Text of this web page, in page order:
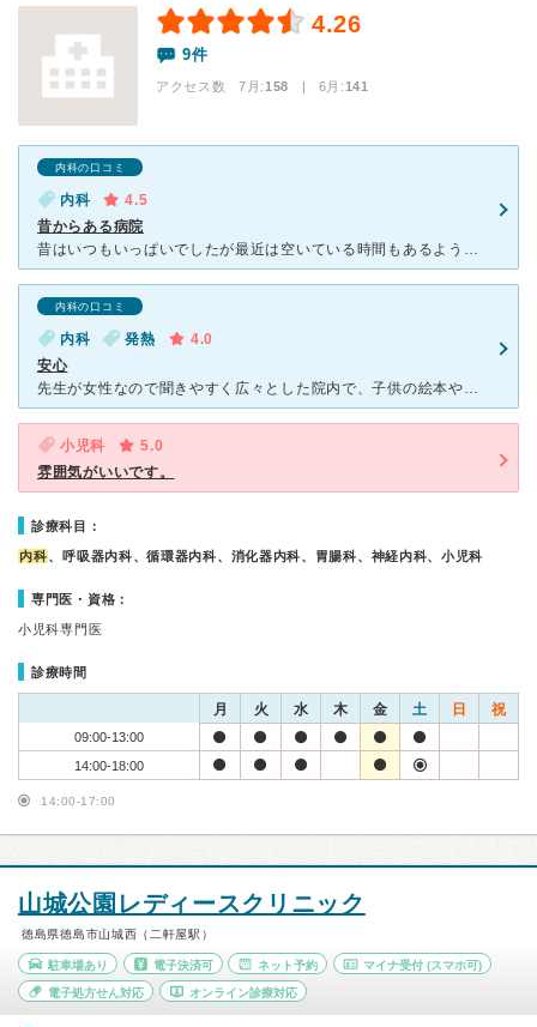
4.26
9件
アクセス数 7月:158 | 6月:141
内科の口コミ
内科
4.5
昔からある病院
昔はいつもいっぱいでしたが最近は空いている時間もあるようです。 内科の先生はすぐに血液検査をしてくれて結果もすぐに教えてくれて助かります。 設備や建物は古いですが、昔からある病院なので高齢者の方も
内科の口コミ
内科 発熱
4.0
安心
先生が女性なので聞きやすく広々とした院内で、子供の絵本や中庭の池には亀がいたり落ち着ける場所で待ち時間が苦にならず過ごせます。また看護婦やスタッフの皆様もテキパキとしていてとても優しい方ばかりです。
小児科
5.0
雰囲気がいいです。
診療科目：
内科、呼吸器内科、循環器内科、消化器内科、胃腸科、神経内科、小児科
専門医・資格：
小児科専門医
診療時間
月 火 水 木 金 土 日 祝
09:00-13:00
14:00-18:00
14:00-17:00
山城公園レディースクリニック
徳島県徳島市山城西（二軒屋駅）
駐車場あり 電子決済可 ネット予約 マイナ受付 (スマホ可)
電子処方せん対応 オンライン診療対応